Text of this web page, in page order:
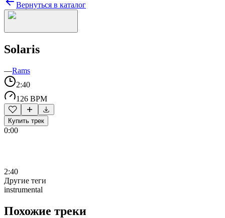
Вернуться в каталог
Solaris
—Rams
2:40
126 BPM
Купить трек
0:00
2:40
Другие теги
instrumental
Похожие треки